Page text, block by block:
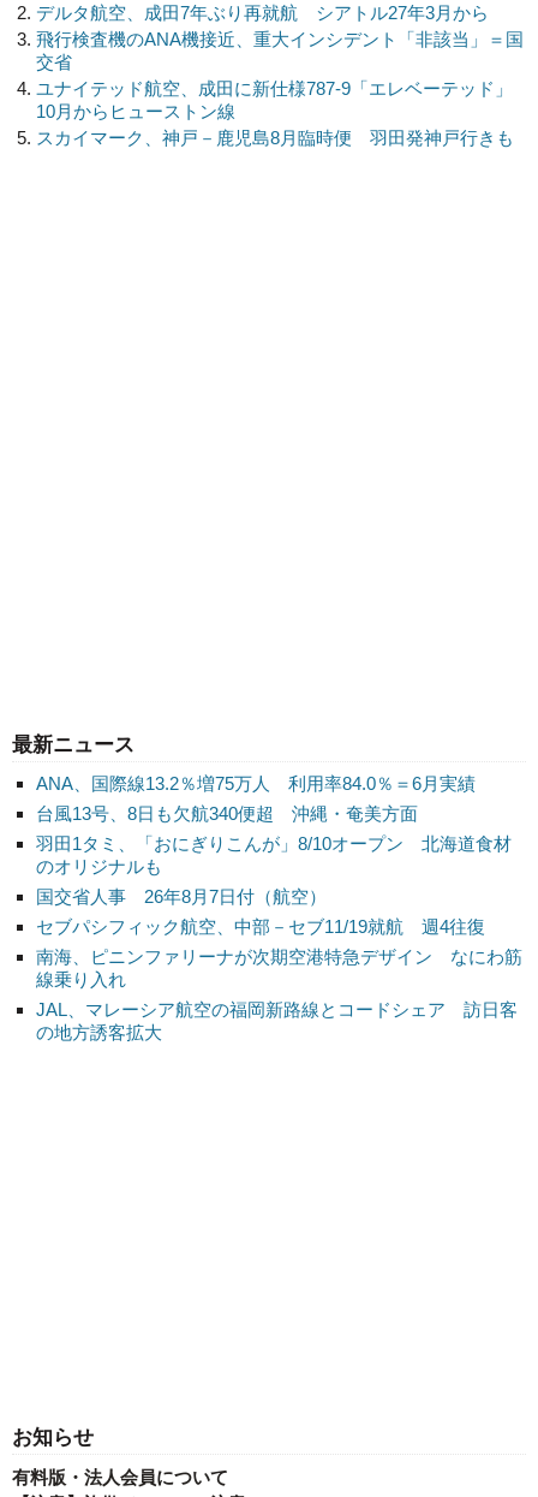
最新ニュース
ANA、国際線13.2％増75万人 利用率84.0％＝6月実績
台風13号、8日も欠航340便超 沖縄・奄美方面
羽田1タミ、「おにぎりこんが」8/10オープン 北海道食材
のオリジナルも
国交省人事 26年8月7日付（航空）
セブパシフィック航空、中部－セブ11/19就航 週4往復
南海、ピニンファリーナが次期空港特急デザイン なにわ筋
線乗り入れ
JAL、マレーシア航空の福岡新路線とコードシェア 訪日客
の地方誘客拡大
お知らせ
有料版・法人会員について
デルタ航空、成田7年ぶり再就航 シアトル27年3月から
飛行検査機のANA機接近、重大インシデント「非該当」＝国
交省
ユナイテッド航空、成田に新仕様787-9「エレベーテッド」
10月からヒューストン線
スカイマーク、神戸－鹿児島8月臨時便 羽田発神戸行きも